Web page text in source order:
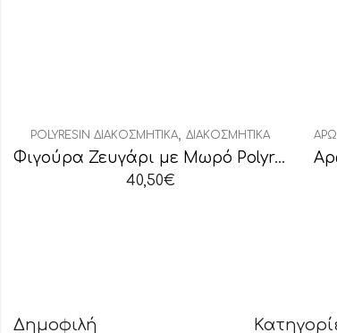
POLYRESIN ΔΙΑΚΟΣΜΗΤΙΚΆ, ΔΙΑΚΟΣΜΗΤΙΚΆ
Φιγούρα Ζευγάρι με Μωρό Polyresin
40,50€
Δημοφιλή